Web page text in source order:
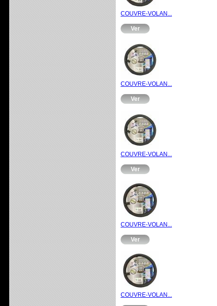
COUVRE-VOLAN...
Ver
COUVRE-VOLAN...
Ver
COUVRE-VOLAN...
Ver
COUVRE-VOLAN...
Ver
COUVRE-VOLAN...